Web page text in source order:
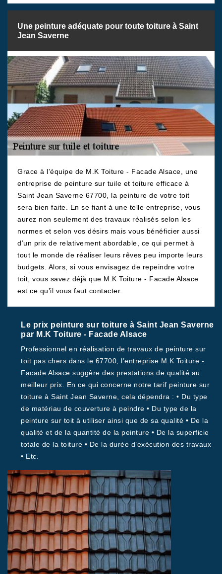
Une peinture adéquate pour toute toiture à Saint
Jean Saverne
Grace à l’équipe de M.K Toiture - Facade Alsace, une
entreprise de peinture sur tuile et toiture efficace à
Saint Jean Saverne 67700, la peinture de votre toit
sera bien faite. En se fiant à une telle entreprise, vous
aurez non seulement des travaux réalisés selon les
normes et selon vos désirs mais vous bénéficier aussi
d’un prix de relativement abordable, ce qui permet à
tout le monde de réaliser leurs rêves peu importe leurs
budgets. Alors, si vous envisagez de repeindre votre
toit, vous savez déjà que M.K Toiture - Facade Alsace
est ce qu’il vous faut contacter.
Le prix peinture sur toiture à Saint Jean Saverne
par M.K Toiture - Facade Alsace
Professionnel en réalisation de travaux de peinture sur
toit pas chers dans le 67700, l’entreprise M.K Toiture -
Facade Alsace suggère des prestations de qualité au
meilleur prix. En ce qui concerne notre tarif peinture sur
toiture à Saint Jean Saverne, cela dépendra : • Du type
de matériau de couverture à peindre • Du type de la
peinture sur toit à utiliser ainsi que de sa qualité • De la
qualité et de la quantité de la peinture • De la superficie
totale de la toiture • De la durée d’exécution des travaux
• Etc.